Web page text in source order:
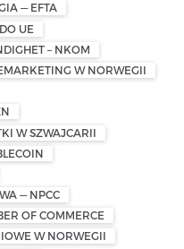
— EFTA
UE
– NKOM
W NORWEGII
W SZWAJCARII
— NPCC
OF COMMERCE
W NORWEGII